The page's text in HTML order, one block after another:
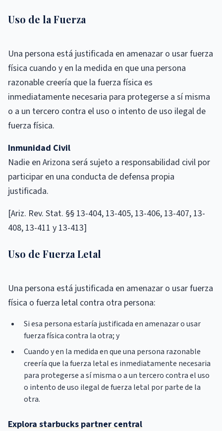
Uso de la Fuerza
Una persona está justificada en amenazar o usar fuerza
física cuando y en la medida en que una persona
razonable creería que la fuerza física es
inmediatamente necesaria para protegerse a sí misma
o a un tercero contra el uso o intento de uso ilegal de
fuerza física.
Inmunidad Civil
Nadie en Arizona será sujeto a responsabilidad civil por
participar en una conducta de defensa propia
justificada.
[Ariz. Rev. Stat. §§ 13-404, 13-405, 13-406, 13-407, 13-
408, 13-411 y 13-413]
Uso de Fuerza Letal
Una persona está justificada en amenazar o usar fuerza
física o fuerza letal contra otra persona:
Si esa persona estaría justificada en amenazar o usar
fuerza física contra la otra; y
Cuando y en la medida en que una persona razonable
creería que la fuerza letal es inmediatamente necesaria
para protegerse a sí misma o a un tercero contra el uso
o intento de uso ilegal de fuerza letal por parte de la
otra.
Explora starbucks partner central